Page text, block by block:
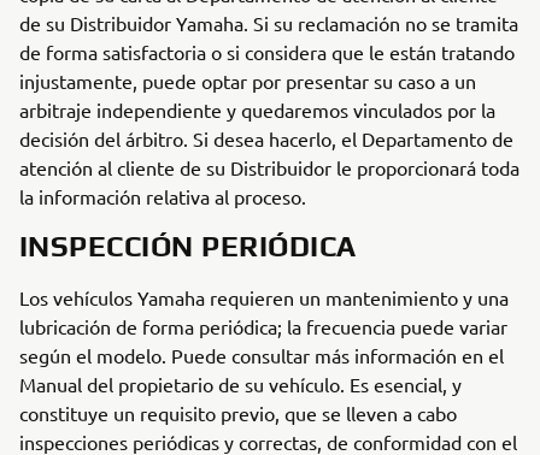
de su Distribuidor Yamaha. Si su reclamación no se tramita
de forma satisfactoria o si considera que le están tratando
injustamente, puede optar por presentar su caso a un
arbitraje independiente y quedaremos vinculados por la
decisión del árbitro. Si desea hacerlo, el Departamento de
atención al cliente de su Distribuidor le proporcionará toda
la información relativa al proceso.
INSPECCIÓN PERIÓDICA
Los vehículos Yamaha requieren un mantenimiento y una
lubricación de forma periódica; la frecuencia puede variar
según el modelo. Puede consultar más información en el
Manual del propietario de su vehículo. Es esencial, y
constituye un requisito previo, que se lleven a cabo
inspecciones periódicas y correctas, de conformidad con el